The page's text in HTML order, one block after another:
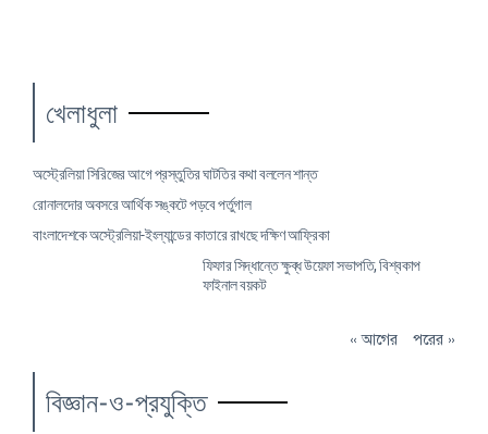
খেলাধুলা
অস্ট্রেলিয়া সিরিজের আগে প্রস্তুতির ঘাটতির কথা বললেন শান্ত
রোনালদোর অবসরে আর্থিক সঙ্কটে পড়বে পর্তুগাল
বাংলাদেশকে অস্ট্রেলিয়া-ইংল্যান্ডের কাতারে রাখছে দক্ষিণ আফ্রিকা
ফিফার সিদ্ধান্তে ক্ষুব্ধ উয়েফা সভাপতি, বিশ্বকাপ
ফাইনাল বয়কট
« আগের পরের »
বিজ্ঞান-ও-প্রযুক্তি